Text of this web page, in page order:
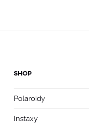
SHOP
Polaroidy
Instaxy